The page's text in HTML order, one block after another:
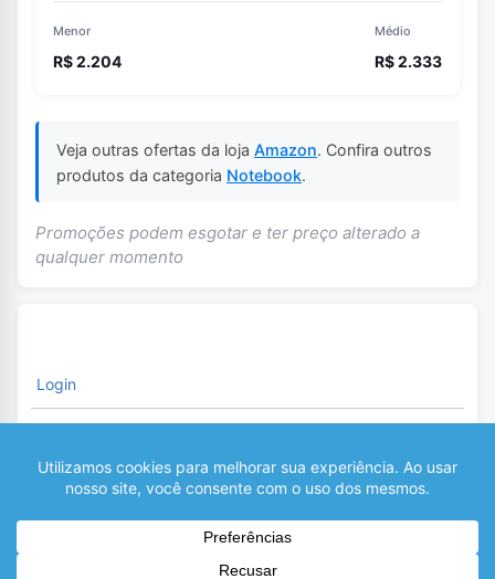
Menor
R$ 2.204
Médio
R$ 2.333
Veja outras ofertas da loja Amazon. Confira outros
produtos da categoria Notebook.
Promoções podem esgotar e ter preço alterado a
qualquer momento
Login